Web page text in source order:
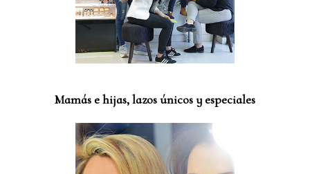
Mamás e hijas, lazos únicos y especiales